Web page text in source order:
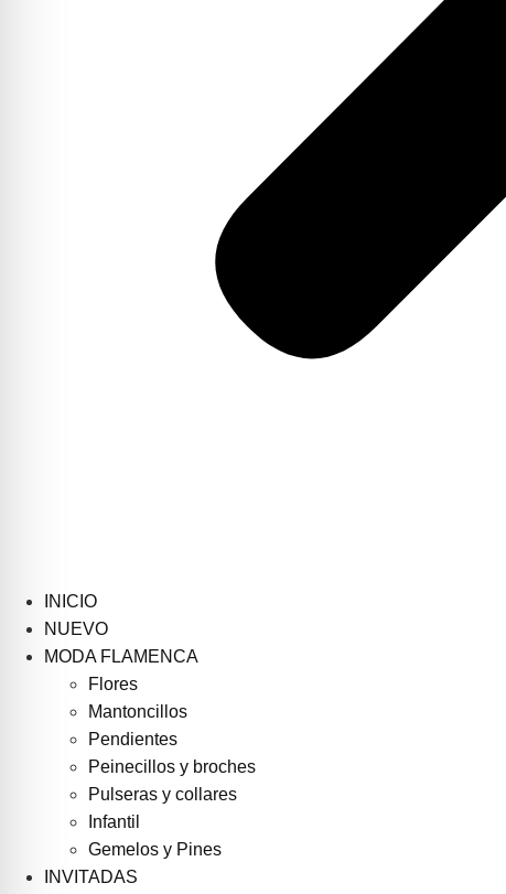
INICIO
NUEVO
MODA FLAMENCA
Flores
Mantoncillos
Pendientes
Peinecillos y broches
Pulseras y collares
Infantil
Gemelos y Pines
INVITADAS